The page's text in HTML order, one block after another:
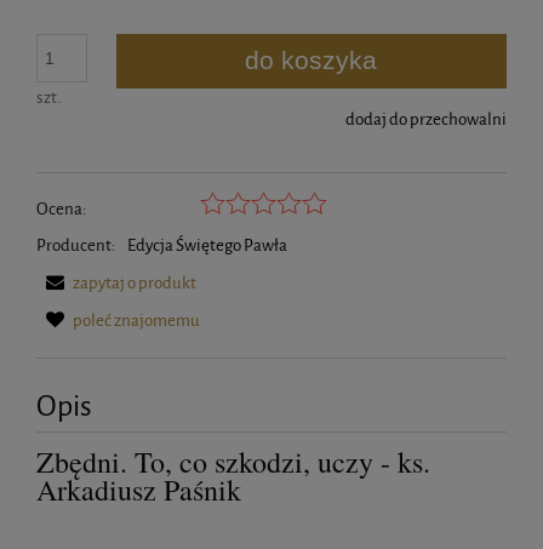
szt.
do koszyka
dodaj do przechowalni
Ocena:
Producent:
Edycja Świętego Pawła
zapytaj o produkt
poleć znajomemu
Opis
Zbędni. To, co szkodzi, uczy - ks.
Arkadiusz Paśnik